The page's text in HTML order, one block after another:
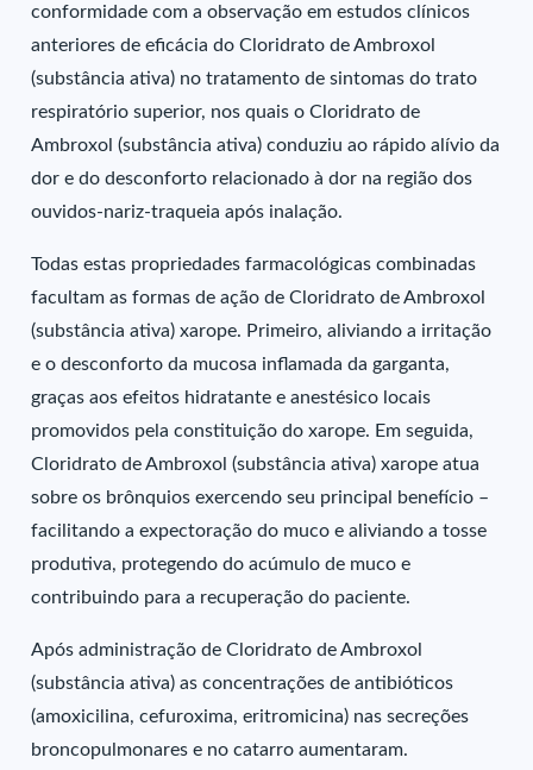
conformidade com a observação em estudos clínicos
anteriores de eficácia do Cloridrato de Ambroxol
(substância ativa) no tratamento de sintomas do trato
respiratório superior, nos quais o Cloridrato de
Ambroxol (substância ativa) conduziu ao rápido alívio da
dor e do desconforto relacionado à dor na região dos
ouvidos-nariz-traqueia após inalação.
Todas estas propriedades farmacológicas combinadas
facultam as formas de ação de Cloridrato de Ambroxol
(substância ativa) xarope. Primeiro, aliviando a irritação
e o desconforto da mucosa inflamada da garganta,
graças aos efeitos hidratante e anestésico locais
promovidos pela constituição do xarope. Em seguida,
Cloridrato de Ambroxol (substância ativa) xarope atua
sobre os brônquios exercendo seu principal benefício –
facilitando a expectoração do muco e aliviando a tosse
produtiva, protegendo do acúmulo de muco e
contribuindo para a recuperação do paciente.
Após administração de Cloridrato de Ambroxol
(substância ativa) as concentrações de antibióticos
(amoxicilina, cefuroxima, eritromicina) nas secreções
broncopulmonares e no catarro aumentaram.